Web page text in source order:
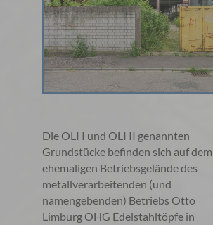
Die OLI I und OLI II genannten
Grundstücke befinden sich auf dem
ehemaligen Betriebsgelände des
metallverarbeitenden (und
namengebenden) Betriebs Otto
Limburg OHG Edelstahltöpfe in